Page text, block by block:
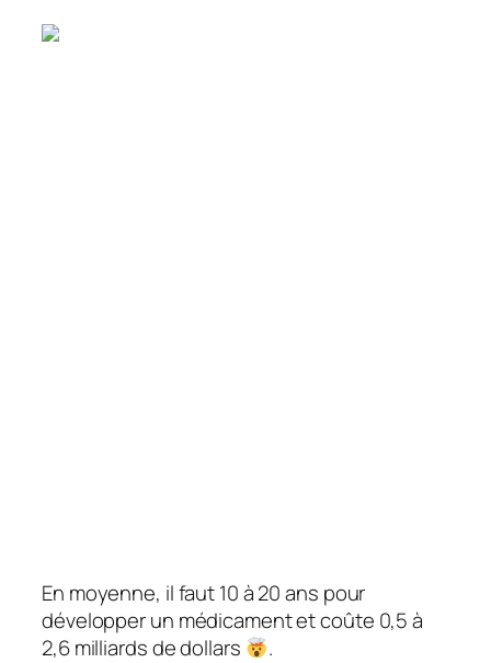
En moyenne, il faut 10 à 20 ans pour
développer un médicament et coûte 0,5 à
2,6 milliards de dollars
.